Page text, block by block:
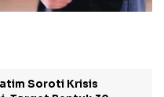
Soroti Krisis